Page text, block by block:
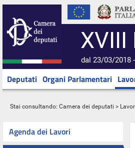
XVIII
dal 23/03/2018
Deputati Organi Parlamentari
Stai consultando: Camera dei deputati >
Agenda dei Lavori